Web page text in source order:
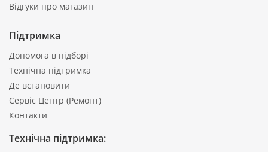
Відгуки про магазин
Підтримка
Допомога в підборі
Технічна підтримка
Де встановити
Сервіс Центр (Ремонт)
Контакти
Технічна підтримка: